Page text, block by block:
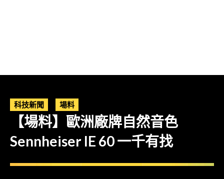
科技新聞 場料
【場料】歐洲廠牌自然音色
Sennheiser IE 60 一千有找